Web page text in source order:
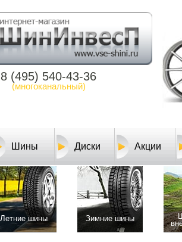
8 (495) 540-43-36
(многоканальный)
Шины Диски Акции
Летние шины Зимние шины